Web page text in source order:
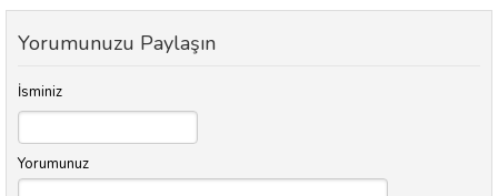
Yorumunuzu Paylaşın
İsminiz
Yorumunuz